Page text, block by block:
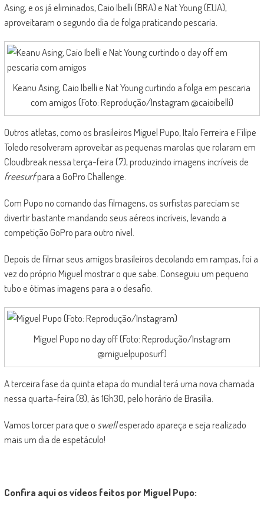
Asing, e os já eliminados, Caio Ibelli (BRA) e Nat Young (EUA),
aproveitaram o segundo dia de folga praticando pescaria.
Keanu Asing, Caio Ibelli e Nat Young curtindo a folga em pescaria
com amigos (Foto: Reprodução/Instagram @caioibelli)
Outros atletas, como os brasileiros Miguel Pupo, Italo Ferreira e Filipe
Toledo resolveram aproveitar as pequenas marolas que rolaram em
Cloudbreak nessa terça-feira (7), produzindo imagens incríveis de
freesurfpara a GoPro Challenge.
Com Pupo no comando das filmagens, os surfistas pareciam se
divertir bastante mandando seus aéreos incríveis, levando a
competição GoPro para outro nível.
Depois de filmar seus amigos brasileiros decolando em rampas, foi a
vez do próprio Miguel mostrar o que sabe. Conseguiu um pequeno
tubo e ótimas imagens para a o desafio.
Miguel Pupo no day off (Foto: Reprodução/Instagram
@miguelpuposurf)
A terceira fase da quinta etapa do mundial terá uma nova chamada
nessa quarta-feira (8), às 16h30, pelo horário de Brasília.
Vamos torcer para que o swellesperado apareça e seja realizado
mais um dia de espetáculo!
Confira aqui os vídeos feitos por Miguel Pupo: